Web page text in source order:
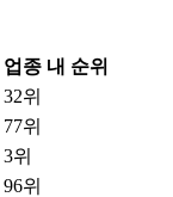
업종 내 순위
32위
77위
3위
96위